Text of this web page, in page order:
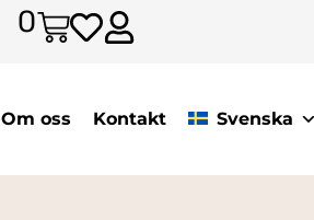
0
Om oss Kontakt Svenska